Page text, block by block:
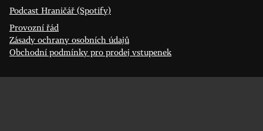
Podcast Hraničář (Spotify)
Provozní řád
Zásady ochrany osobních údajů
Obchodní podmínky pro prodej vstupenek